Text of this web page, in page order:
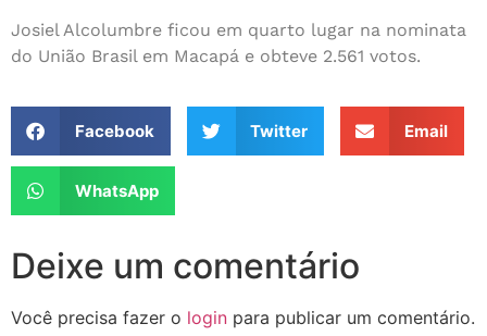
Josiel Alcolumbre ficou em quarto lugar na nominata
do União Brasil em Macapá e obteve 2.561 votos.
Facebook Twitter Email
WhatsApp
Deixe um comentário
Você precisa fazer o login para publicar um comentário.